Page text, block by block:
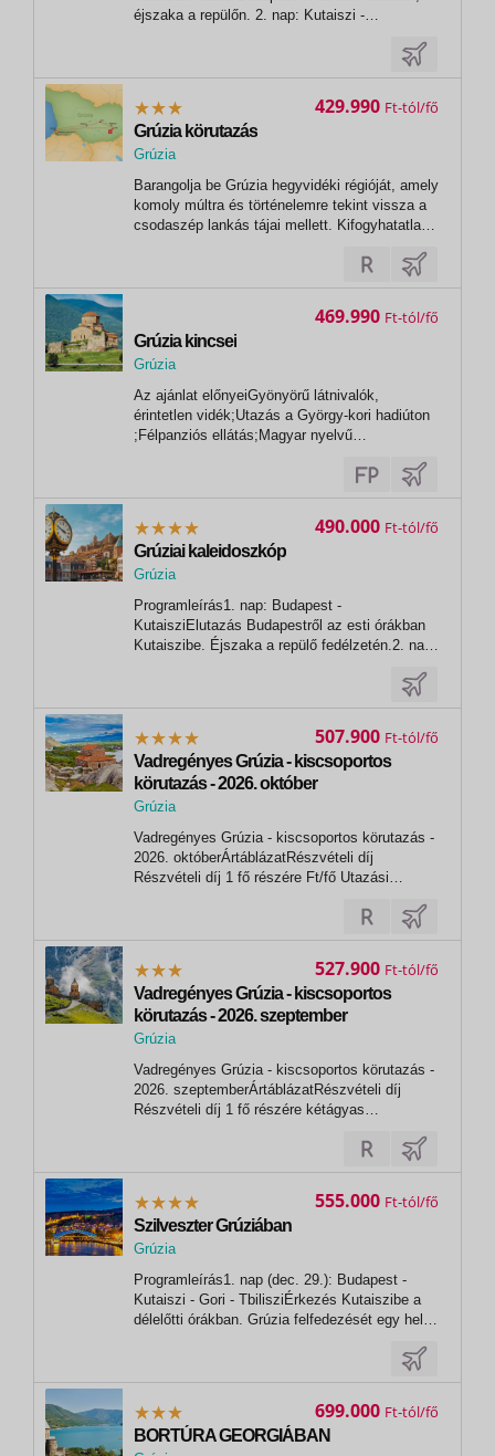
éjszaka a repülőn. 2. nap: Kutaiszi -
reggelizünk és lehetőségünk lesz lerakni a
városnézésnek. Reggeli...
Grúzia körutazás
Grúzia
Tbiliszi
Barangolja be Grúzia hegyvidéki régióját, amely
komoly múltra és történelemre tekint vissza a
csodaszép lankás tájai mellett. Kifogyhatatlan
a bortermelés rejtelmeivel, régi építészeti
emlékeivel, forrásaival, a grúz konyha
429.990 Ft
Grúzia kincsei
Grúzia
Az ajánlat előnyeiGyönyörű látnivalók,
érintetlen vidék;Utazás a György-kori hadiúton
;Félpanziós ellátás;Magyar nyelvű
Signagi • Monastyr Bodbe • Ananuri •
Gruzińska Droga Wojenna • Kazbegi • Gergeti •
a...
469.990 Ft
Grúziai kaleidoszkóp
Grúzia
Tbiliszi
Programleírás1. nap: Budapest -
KutaisziElutazás Budapestről az esti órákban
Kutaiszibe. Éjszaka a repülő fedélzetén.2. nap:
szállodánkban reggelizünk és lehetőségünk
a...
490.000 Ft
Vadregényes Grúzia - kiscsoportos
körutazás - 2026. október
Grúzia
Vadregényes Grúzia - kiscsoportos körutazás -
2026. októberÁrtáblázatRészvételi díj
Részvételi díj 1 fő részére Ft/fő Utazási
fő részére útlemondási biztosítással (2%) 552
507.900 Ft
Vadregényes Grúzia - kiscsoportos
körutazás - 2026. szeptember
Grúzia
Tbiliszi
Vadregényes Grúzia - kiscsoportos körutazás -
2026. szeptemberÁrtáblázatRészvételi díj
Részvételi díj 1 fő részére kétágyas
illeték kb. / fő 73 000 Teljes csomagár 1 fő
527.900 Ft
Szilveszter Grúziában
Grúzia
Tbiliszi
Programleírás1. nap (dec. 29.): Budapest -
Kutaiszi - Gori - TbilisziÉrkezés Kutaiszibe a
délelőtti órákban. Grúzia felfedezését egy helyi
hagyományos grúz ízekbe. Ezt követően a
főváros felé vesszük az irányt. Útközben
555.000 Ft
BORTÚRA GEORGIÁBAN
699.000 Ft